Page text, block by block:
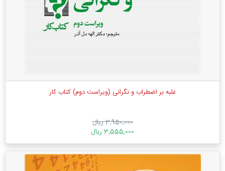
غلبه بر اضطراب و نگرانی (ویراست دوم) کتاب کار
3,950,000 ریال
3,555,000 ریال